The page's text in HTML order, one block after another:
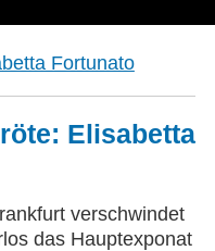
Fortunato
Elisabetta
verschwindet
das Hauptexponat